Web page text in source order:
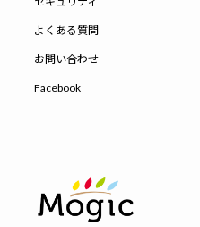
よくある質問
お問い合わせ
Facebook